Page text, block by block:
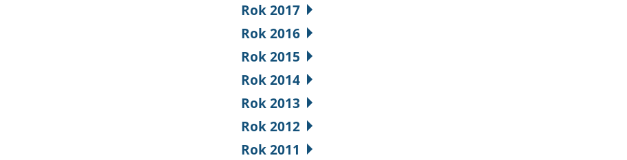
Rok 2017
Rok 2016
Rok 2015
Rok 2014
Rok 2013
Rok 2012
Rok 2011